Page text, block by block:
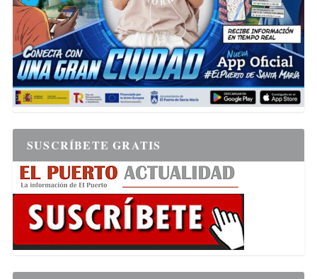
SUSCRÍBETE GRATIS